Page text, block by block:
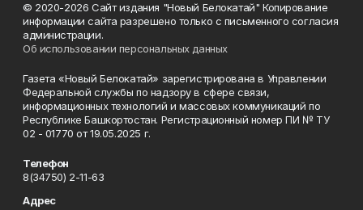
© 2020-2026 Сайт издания "Новый Белокатай" Копирование
информации сайта разрешено только с письменного согласия
администрации.
Об использовании персональных данных
Газета «Новый Белокатай» зарегистрирована в Управлении
Федеральной службы по надзору в сфере связи,
информационных технологий и массовых коммуникаций по
Республике Башкортостан. Регистрационный номер ПИ № ТУ
02 - 01770 от 19.05.2025 г.
Телефон
8(34750) 2-11-63
Адрес